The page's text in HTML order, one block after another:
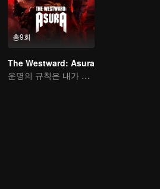
총9회
The Westward: Asura
운명의 규칙은 내가 깬다!